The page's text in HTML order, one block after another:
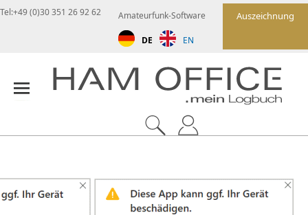
Auszeichnung
Amateurfunk-Software
DE EN
Tel:+49 (0)30 351 26 92 62